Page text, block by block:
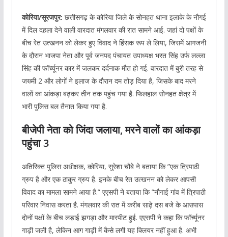
कोरिया/सूरजपुर: छत्तीसगढ़ के कोरिया जिले के सोनहत थाना इलाके के नौगई
में दिल दहला देने वाली वारदात मंगलवार की रात सामने आई. जहां दो पक्षों के
बीच रेत उत्खनन को लेकर हुए विवाद ने हिंसक रूप ले लिया, जिसमें आगजनी
के दौरान भाजपा नेता और पूर्व जनपद पंचायत उपाध्यक्ष भरत सिंह उर्फ लल्ला
सिंह की फॉर्च्यूनर कार में जलकर दर्दनाक मौत हो गई. वारदात में बुरी तरह से
जख्मी 2 और लोगों ने इलाज के दौरान दम तोड़ दिया है, जिसके बाद मरने
वालों का आंकड़ा बढ़कर तीन तक पहुंच गया है. फिलहाल सोनहत क्षेत्र में
भारी पुलिस बल तैनात किया गया है.
बीजेपी नेता को जिंदा जलाया, मरने वालों का आंकड़ा
पहुंचा 3
अतिरिक्त पुलिस अधीक्षक, कोरिया, सुरेशा चौबे ने बताया कि ”एक त्रिपाठी
ग्रुप है और एक ठाकुर ग्रुप है. इनके बीच रेत उत्खनन को लेकर आपसी
विवाद का मामला सामने आया है.” एएसपी ने बताया कि ”नौगाई गांव में त्रिपाठी
परिवार निवास करता है. मंगलवार की रात में करीब साढ़े दस बजे के आसपास
दोनों पक्षों के बीच लड़ाई झगड़ा और मारपीट हुई. एएसपी ने कहा कि फॉर्च्यूनर
गाड़ी जली है, लेकिन आग गाड़ी में कैसे लगी यह क्लियर नहीं हुआ है. अभी